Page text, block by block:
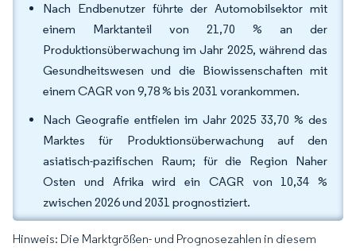
Nach Endbenutzer führte der Automobilsektor mit
einem Marktanteil von 21,70 % an der
Produktionsüberwachung im Jahr 2025, während das
Gesundheitswesen und die Biowissenschaften mit
einem CAGR von 9,78 % bis 2031 vorankommen.
Nach Geografie entfielen im Jahr 2025 33,70 % des
Marktes für Produktionsüberwachung auf den
asiatisch-pazifischen Raum; für die Region Naher
Osten und Afrika wird ein CAGR von 10,34 %
zwischen 2026 und 2031 prognostiziert.
Hinweis: Die Marktgrößen- und Prognosezahlen in diesem